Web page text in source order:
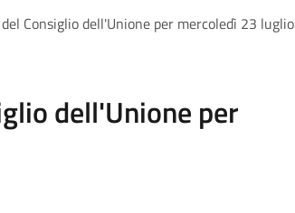
Consiglio dell'Unione per mercoledì 23 luglio
dell'Unione per